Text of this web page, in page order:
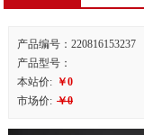
产品编号：220816153237
产品型号：
本站价: ￥0
市场价: ￥0